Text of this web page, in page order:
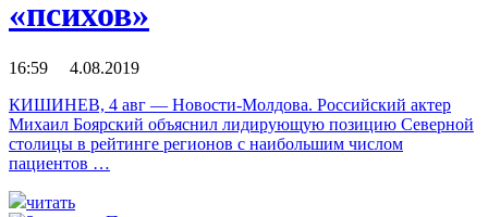
«психов»
16:59 4.08.2019
КИШИНЕВ, 4 авг — Новости-Молдова. Российский актер
Михаил Боярский объяснил лидирующую позицию Северной
столицы в рейтинге регионов с наибольшим числом
пациентов …
читать